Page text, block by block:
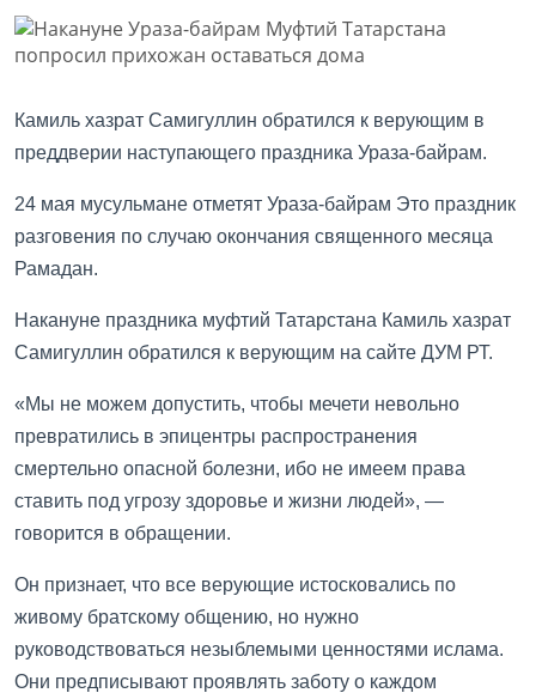
Камиль хазрат Самигуллин обратился к верующим в
преддверии наступающего праздника Ураза-байрам.
24 мая мусульмане отметят Ураза-байрам Это праздник
разговения по случаю окончания священного месяца
Рамадан.
Накануне праздника муфтий Татарстана Камиль хазрат
Самигуллин обратился к верующим на сайте ДУМ РТ.
«Мы не можем допустить, чтобы мечети невольно
превратились в эпицентры распространения
смертельно опасной болезни, ибо не имеем права
ставить под угрозу здоровье и жизни людей», —
говорится в обращении.
Он признает, что все верующие истосковались по
живому братскому общению, но нужно
руководствоваться незыблемыми ценностями ислама.
Они предписывают проявлять заботу о каждом